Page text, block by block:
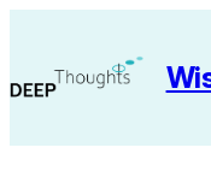
springen